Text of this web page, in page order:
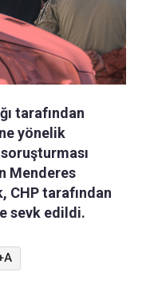
tarafından
yönelik
Menderes
CHP tarafından
sevk edildi.